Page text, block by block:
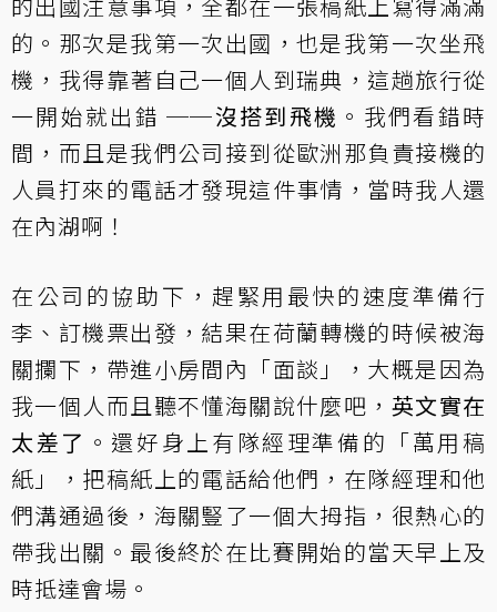
的出國注意事項，全都在一張稿紙上寫得滿滿
的。那次是我第一次出國，也是我第一次坐飛
機，我得靠著自己一個人到瑞典，這趟旅行從
一開始就出錯 ──沒搭到飛機 。我們看錯時
間，而且是我們公司接到從歐洲那負責接機的
人員打來的電話才發現這件事情，當時我人還
在內湖啊！
在公司的協助下，趕緊用最快的速度準備行
李、訂機票出發，結果在荷蘭轉機的時候被海
關攔下，帶進小房間內「面談」，大概是因為
我一個人而且聽不懂海關說什麼吧， 英文實在
太差了 。還好身上有隊經理準備的「萬用稿
紙」，把稿紙上的電話給他們，在隊經理和他
們溝通過後，海關豎了一個大拇指，很熱心的
帶我出關。最後終於在比賽開始的當天早上及
時抵達會場。